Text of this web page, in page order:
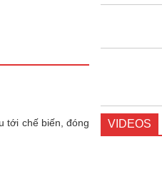
tới chế biến, đóng
VIDEOS